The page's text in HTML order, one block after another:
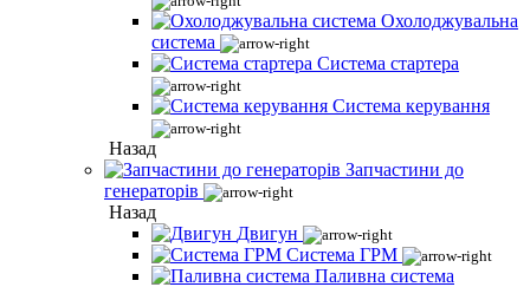
Охолоджувальна
система
Система стартера
Система керування
Назад
Запчастини до
генераторів
Назад
Двигун
Система ГРМ
Паливна система